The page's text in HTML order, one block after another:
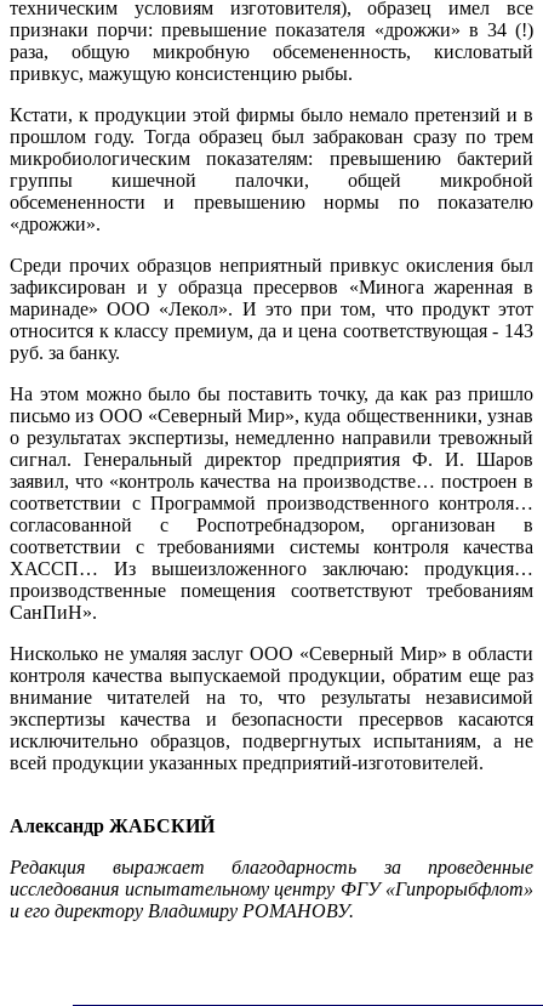
техническим условиям изготовителя), образец имел все
признаки порчи: превышение показателя «дрожжи» в 34 (!)
раза, общую микробную обсемененность, кисловатый
привкус, мажущую консистенцию рыбы.
Кстати, к продукции этой фирмы было немало претензий и в
прошлом году. Тогда образец был забракован сразу по трем
микробиологическим показателям: превышению бактерий
группы кишечной палочки, общей микробной
обсемененности и превышению нормы по показателю
«дрожжи».
Среди прочих образцов неприятный привкус окисления был
зафиксирован и у образца пресервов «Минога жаренная в
маринаде» ООО «Лекол». И это при том, что продукт этот
относится к классу премиум, да и цена соответствующая - 143
руб. за банку.
На этом можно было бы поставить точку, да как раз пришло
письмо из ООО «Северный Мир», куда общественники, узнав
о результатах экспертизы, немедленно направили тревожный
сигнал. Генеральный директор предприятия Ф. И. Шаров
заявил, что «контроль качества на производстве… построен в
соответствии с Программой производственного контроля…
согласованной с Роспотребнадзором, организован в
соответствии с требованиями системы контроля качества
ХАССП… Из вышеизложенного заключаю: продукция…
производственные помещения соответствуют требованиям
СанПиН».
Нисколько не умаляя заслуг ООО «Северный Мир» в области
контроля качества выпускаемой продукции, обратим еще раз
внимание читателей на то, что результаты независимой
экспертизы качества и безопасности пресервов касаются
исключительно образцов, подвергнутых испытаниям, а не
всей продукции указанных предприятий-изготовителей.
Александр ЖАБСКИЙ
Редакция выражает благодарность за проведенные
исследования испытательному центру ФГУ «Гипрорыбфлот»
и его директору Владимиру РОМАНОВУ.